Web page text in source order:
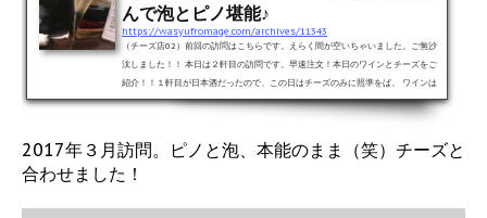
んで泡とピノ堪能♪
https://wasyufromage.com/archives/11343
（チーズ店02）前回の訪問はこちらです。えらく間が空いちゃいました。ご無沙
汰しました！！ 本日は２軒目の訪問です。早速注文！本日のワインとチーズをご
紹介！！１軒目が日本酒だったので、この日はチーズのみに照準をば。 ワインは
ピノ系を頼もうと決めていたけど、その日シャンパーニュが開いているというこ
とで頂いちゃいました。女子は泡に弱いってことで・・・（笑）。 さて。では本
してもらい、泡に合うものをチョイスしてもらいま...
2017年３月訪問。ピノと泡、本能のまま（笑）チーズと
合わせました！